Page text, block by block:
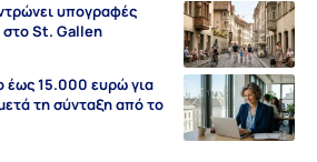
υπογραφές
στο St. Gallen
έως 15.000 ευρώ για
τη σύνταξη από το